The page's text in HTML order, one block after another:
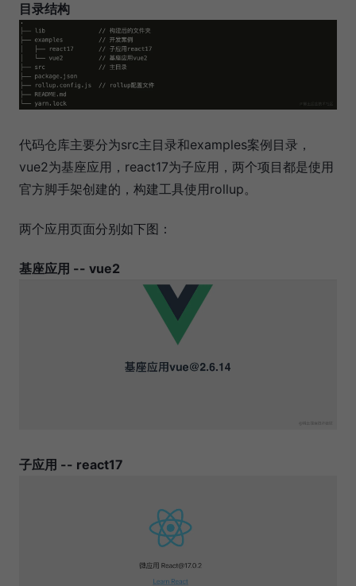
目录结构
代码仓库主要分为src主目录和examples案例目录，
vue2为基座应用，react17为子应用，两个项目都是使用
官方脚手架创建的，构建工具使用rollup。
两个应用页面分别如下图：
基座应用 -- vue2
子应用 -- react17